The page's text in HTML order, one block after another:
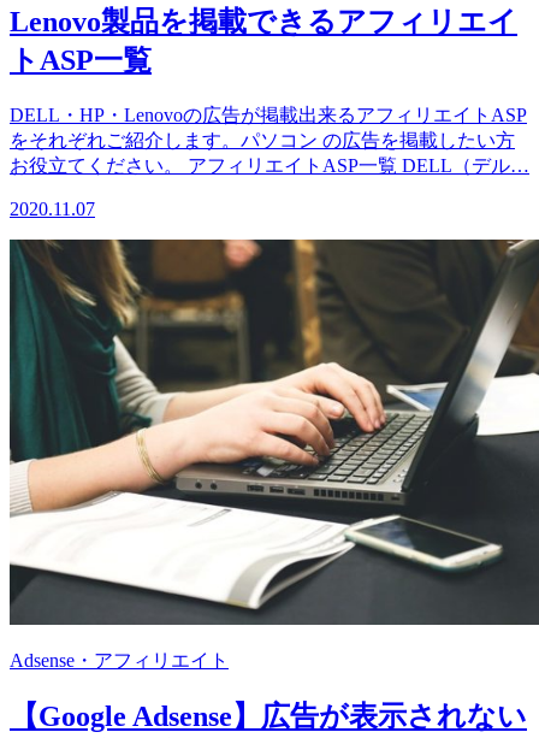
Lenovo製品を掲載できるアフィリエイ
トASP一覧
DELL・HP・Lenovoの広告が掲載出来るアフィリエイトASP
をそれぞれご紹介します。パソコン の広告を掲載したい方
お役立てください。 アフィリエイトASP一覧 DELL（デル…
2020.11.07
Adsense・アフィリエイト
【Google Adsense】広告が表示されない